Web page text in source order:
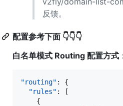
反馈。
配置参考下面 👇👇👇
白名单模式 Routing 配置方式 ：
"routing" : {
"rules" : [
    {